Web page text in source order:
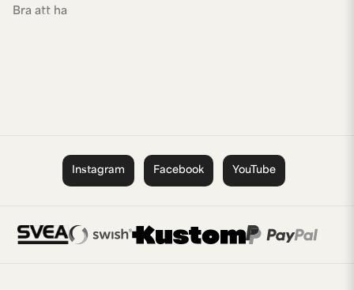
Bra att ha
Instagram Facebook YouTube